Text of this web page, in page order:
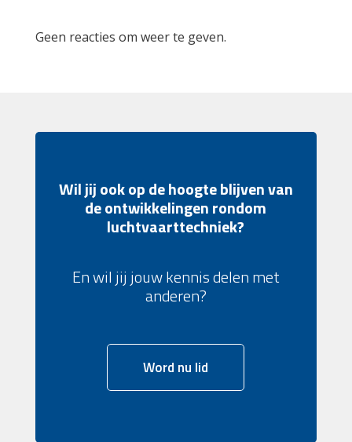
Geen reacties om weer te geven.
Wil jij ook op de hoogte blijven van
de ontwikkelingen rondom
luchtvaarttechniek?
En wil jij jouw kennis delen met
anderen?
Word nu lid